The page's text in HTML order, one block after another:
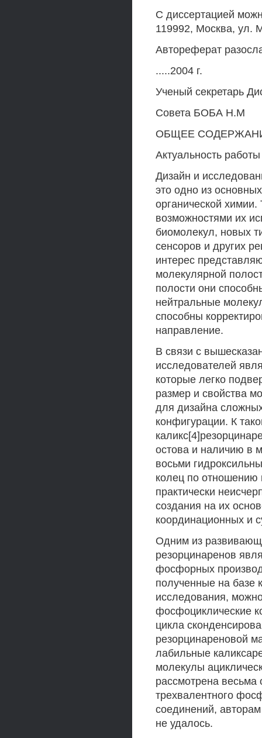
С диссертацией
119992, Москва, ул.
Автореферат
.....2004 г.
Ученый секретарь
Совета БОБА Н.М
ОБЩЕЕ
Актуальность работы
Дизайн и
это одно из
органической
возможностями их
биомолекул, новых
сенсоров и других
интерес
молекулярной
полости они
нейтральные
способны
направление.
В связи с
исследователей
которые легко
размер и свойства
для дизайна
конфигурации. К
остова и наличию в
восьми
колец по отношению
практически
создания на их
координационных и
Одним из
резорцинаренов
фосфорных
полученные на базе
исследования,
фосфоциклические
цикла
резорцинареновой
лабильные
молекулы
рассмотрена весьма
трехвалентного
соединений,
не удалось.